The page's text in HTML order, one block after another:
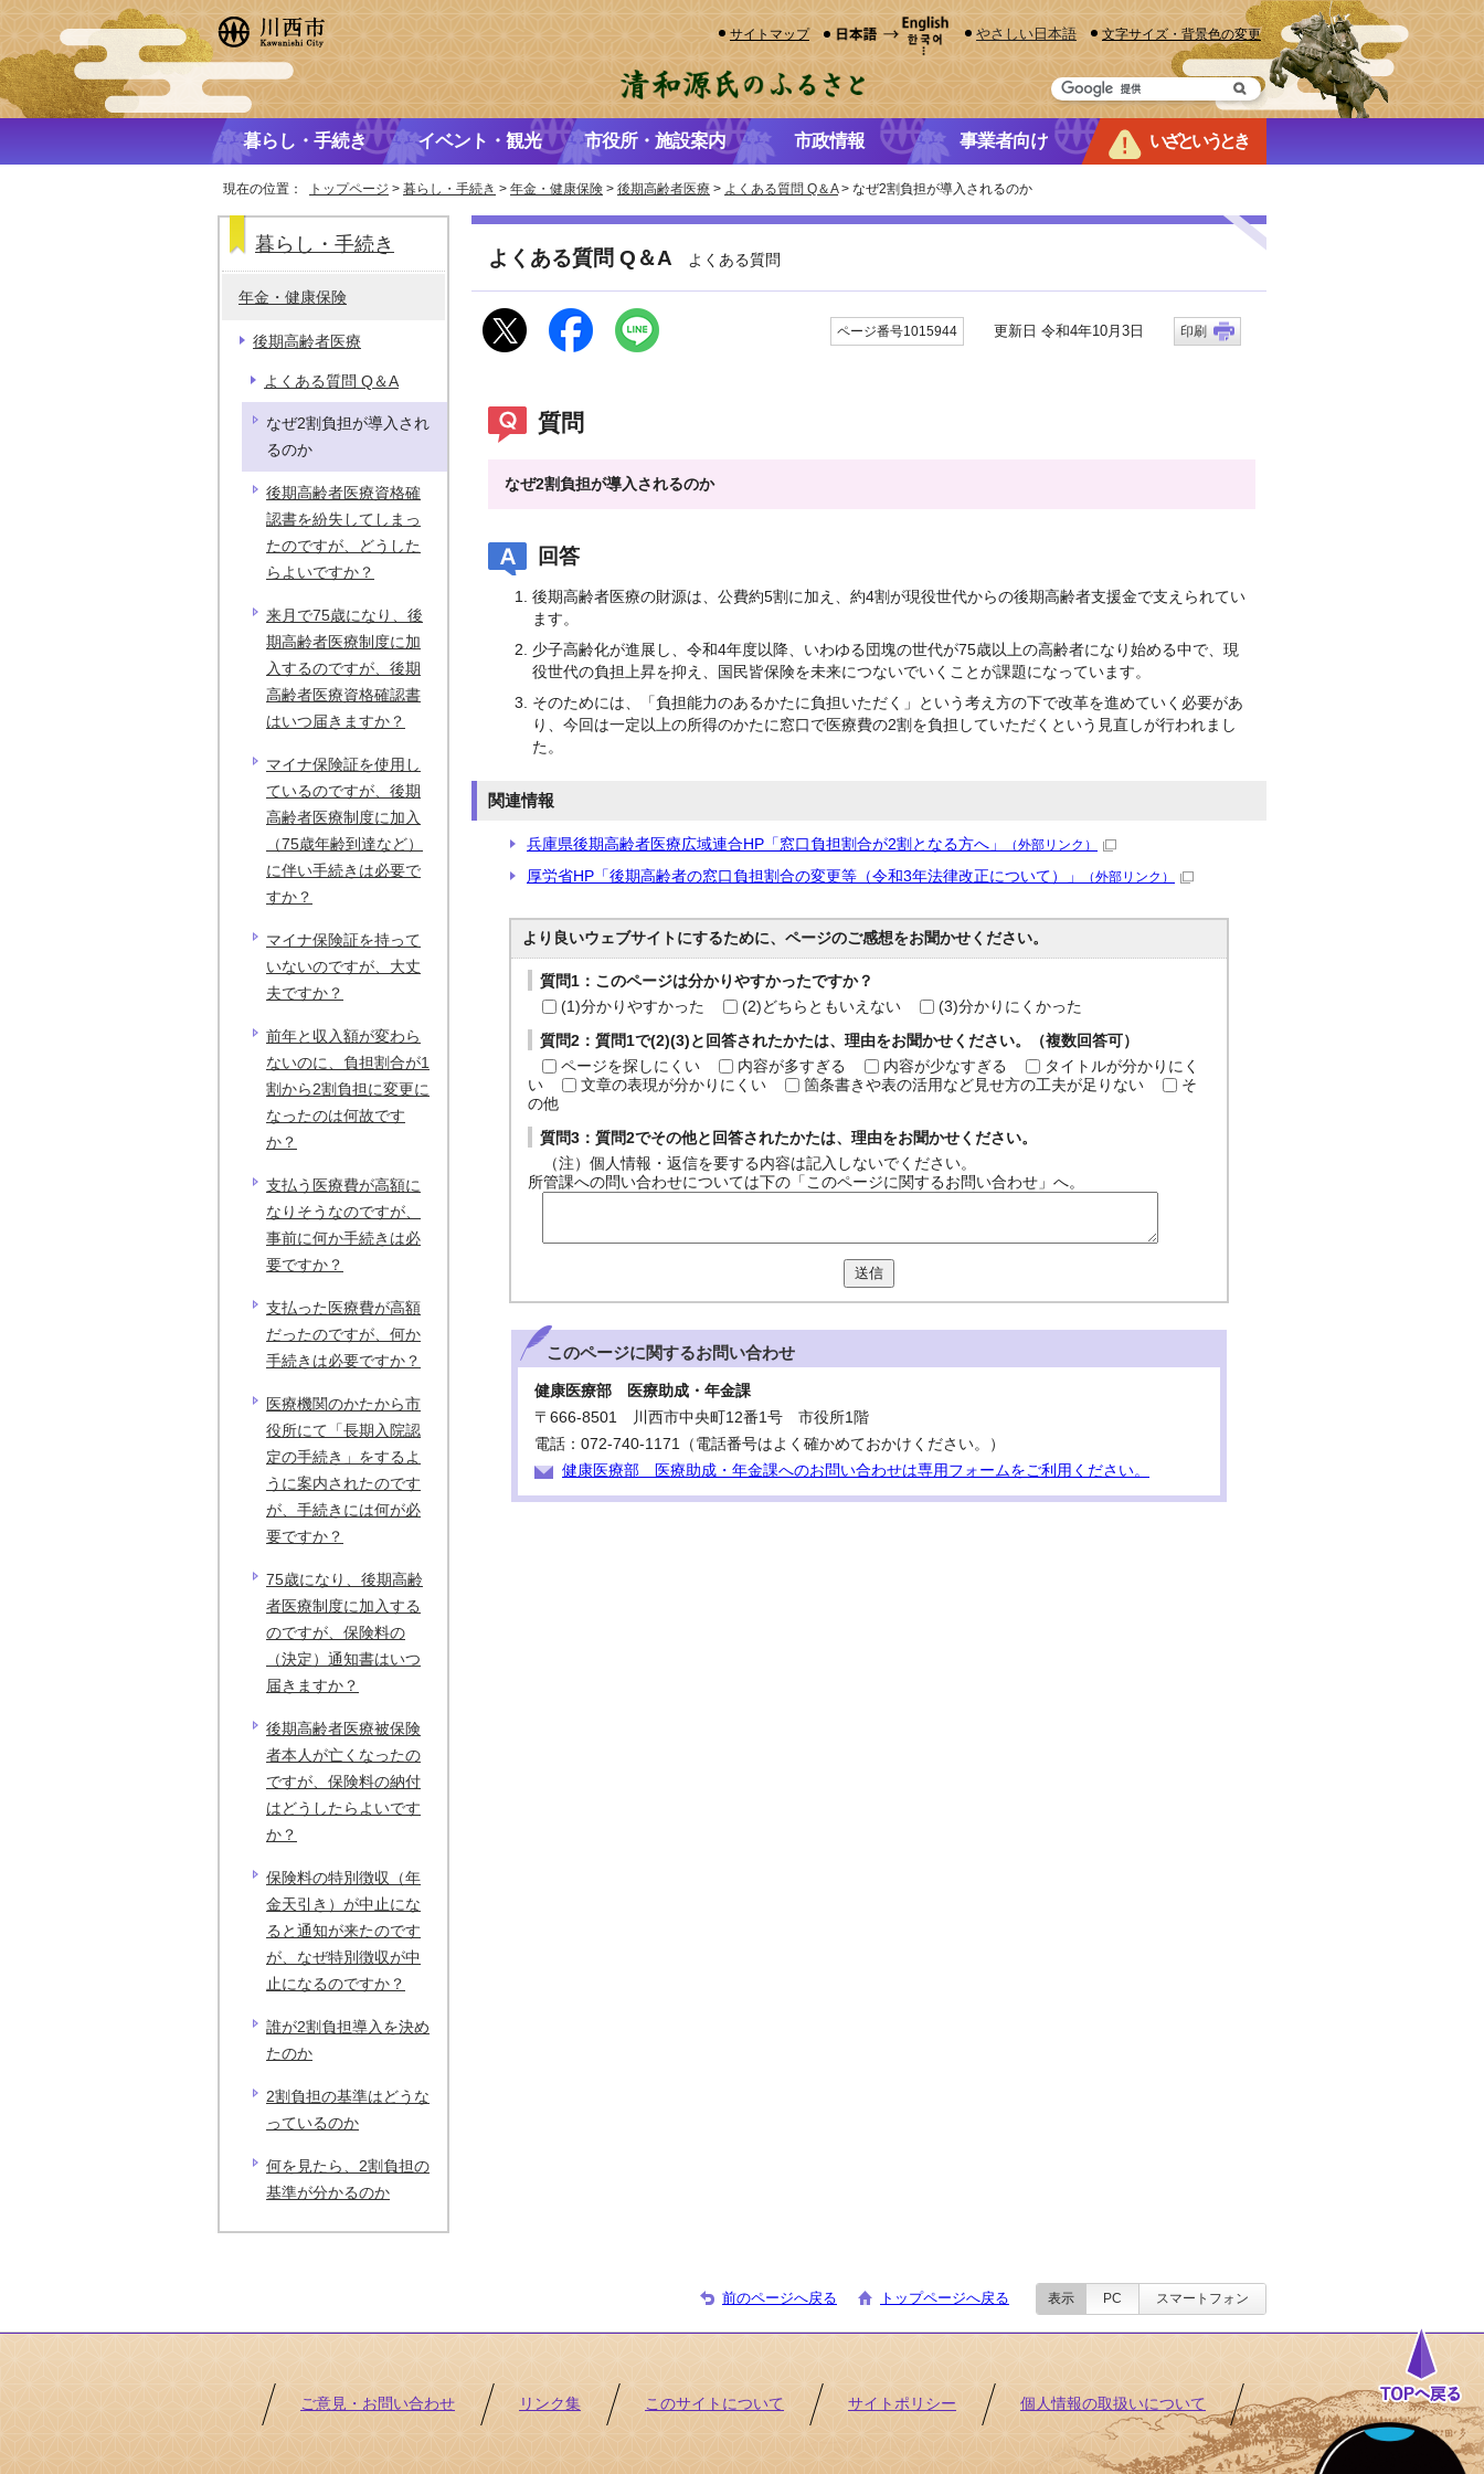
サイトマップ やさしい日本語 文字サイズ・背景色の変更
暮らし・手続き イベント・観光 市役所・施設案内 市政情報 事業者向け いざというとき
現在の位置： トップページ > 暮らし・手続き > 年金・健康保険 > 後期高齢者医療 > よくある質問 Q＆A> なぜ2割負担が導入されるのか
よくある質問 Q＆A よくある質問
ページ番号1015944 更新日 令和4年10月3日 印刷
質問
なぜ2割負担が導入されるのか
回答
後期高齢者医療の財源は、公費約5割に加え、約4割が現役世代からの後期高齢者支援金で支えられてい
ます。
少子高齢化が進展し、令和4年度以降、いわゆる団塊の世代が75歳以上の高齢者になり始める中で、現
役世代の負担上昇を抑え、国民皆保険を未来につないでいくことが課題になっています。
そのためには、「負担能力のあるかたに負担いただく」という考え方の下で改革を進めていく必要があ
り、今回は一定以上の所得のかたに窓口で医療費の2割を負担していただくという見直しが行われまし
た。
関連情報
兵庫県後期高齢者医療広域連合HP「窓口負担割合が2割となる方へ」 （外部リンク）
厚労省HP「後期高齢者の窓口負担割合の変更等（令和3年法律改正について）」 （外部リンク）
より良いウェブサイトにするために、ページのご感想をお聞かせください。
質問1：このページは分かりやすかったですか？
(1)分かりやすかった
(2)どちらともいえない (3)分かりにくかった
質問2：質問1で(2)(3)と回答されたかたは、理由をお聞かせください。（複数回答可）
ページを探しにくい
内容が多すぎる 内容が少なすぎる
タイトルが分かりにく
い
文章の表現が分かりにくい 箇条書きや表の活用など見せ方の工夫が足りない
そ
の他
質問3：質問2でその他と回答されたかたは、理由をお聞かせください。
（注）個人情報・返信を要する内容は記入しないでください。
所管課への問い合わせについては下の「このページに関するお問い合わせ」へ。
送信
このページに関するお問い合わせ
健康医療部 医療助成・年金課
〒666-8501 川西市中央町12番1号 市役所1階
電話：072-740-1171（電話番号はよく確かめておかけください。）
健康医療部 医療助成・年金課へのお問い合わせは専用フォームをご利用ください。
暮らし・手続き
年金・健康保険
後期高齢者医療
よくある質問 Q＆A
なぜ2割負担が導入され
るのか
後期高齢者医療資格確
認書を紛失してしまっ
たのですが、どうした
らよいですか？
来月で75歳になり、後
期高齢者医療制度に加
入するのですが、後期
高齢者医療資格確認書
はいつ届きますか？
マイナ保険証を使用し
ているのですが、後期
高齢者医療制度に加入
（75歳年齢到達など）
に伴い手続きは必要で
すか？
マイナ保険証を持って
いないのですが、大丈
夫ですか？
前年と収入額が変わら
ないのに、負担割合が1
割から2割負担に変更に
なったのは何故です
か？
支払う医療費が高額に
なりそうなのですが、
事前に何か手続きは必
要ですか？
支払った医療費が高額
だったのですが、何か
手続きは必要ですか？
医療機関のかたから市
役所にて「長期入院認
定の手続き」をするよ
うに案内されたのです
が、手続きには何が必
要ですか？
75歳になり、後期高齢
者医療制度に加入する
のですが、保険料の
（決定）通知書はいつ
届きますか？
後期高齢者医療被保険
者本人が亡くなったの
ですが、保険料の納付
はどうしたらよいです
か？
保険料の特別徴収（年
金天引き）が中止にな
ると通知が来たのです
が、なぜ特別徴収が中
止になるのですか？
誰が2割負担導入を決め
たのか
2割負担の基準はどうな
っているのか
何を見たら、2割負担の
基準が分かるのか
前のページへ戻る トップページへ戻る 表示 PC スマートフォン
ご意見・お問い合わせ リンク集 このサイトについて サイトポリシー 個人情報の取扱いについて